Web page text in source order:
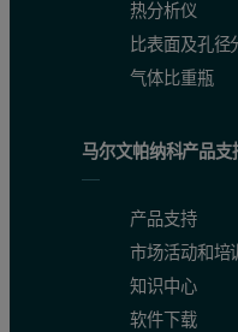
热分析仪
比表面及孔径
气体比重瓶
马尔文帕纳科产品支
产品支持
市场活动和培训
知识中心
软件下载